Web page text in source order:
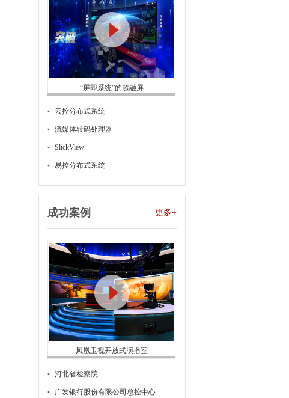
“屏即系统”的超融屏
云控分布式系统
流媒体转码处理器
SlickView
易控分布式系统
成功案例 更多+
凤凰卫视开放式演播室
河北省检察院
广发银行股份有限公司总控中心